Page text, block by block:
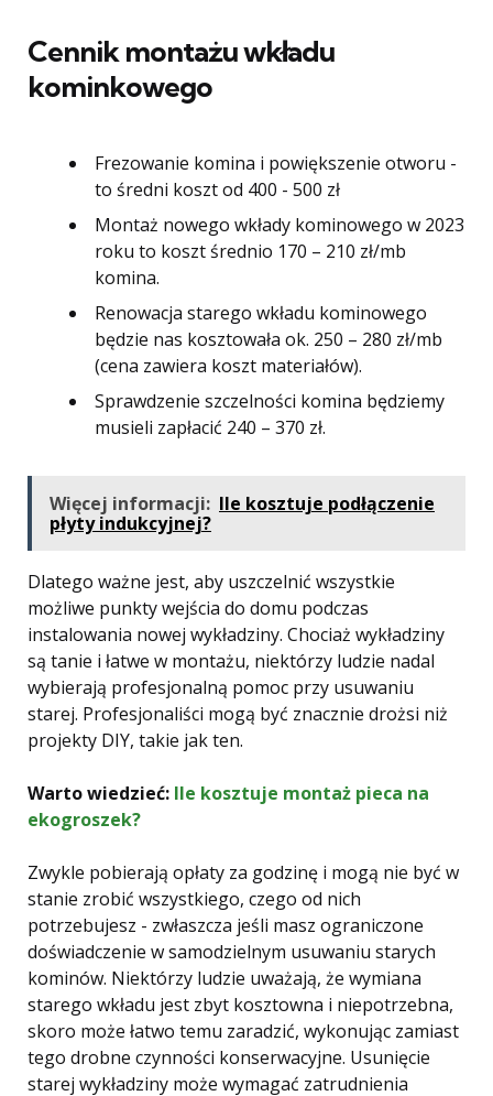
Cennik montażu wkładu
kominkowego
Frezowanie komina i powiększenie otworu -
to średni koszt od 400 - 500 zł
Montaż nowego wkłady kominowego w 2023
roku to koszt średnio 170 – 210 zł/mb
komina.
Renowacja starego wkładu kominowego
będzie nas kosztowała ok. 250 – 280 zł/mb
(cena zawiera koszt materiałów).
Sprawdzenie szczelności komina będziemy
musieli zapłacić 240 – 370 zł.
Więcej informacji: Ile kosztuje podłączenie
płyty indukcyjnej?
Dlatego ważne jest, aby uszczelnić wszystkie
możliwe punkty wejścia do domu podczas
instalowania nowej wykładziny. Chociaż wykładziny
są tanie i łatwe w montażu, niektórzy ludzie nadal
wybierają profesjonalną pomoc przy usuwaniu
starej. Profesjonaliści mogą być znacznie drożsi niż
projekty DIY, takie jak ten.
Warto wiedzieć: Ile kosztuje montaż pieca na
ekogroszek?
Zwykle pobierają opłaty za godzinę i mogą nie być w
stanie zrobić wszystkiego, czego od nich
potrzebujesz - zwłaszcza jeśli masz ograniczone
doświadczenie w samodzielnym usuwaniu starych
kominów. Niektórzy ludzie uważają, że wymiana
starego wkładu jest zbyt kosztowna i niepotrzebna,
skoro może łatwo temu zaradzić, wykonując zamiast
tego drobne czynności konserwacyjne. Usunięcie
starej wykładziny może wymagać zatrudnienia